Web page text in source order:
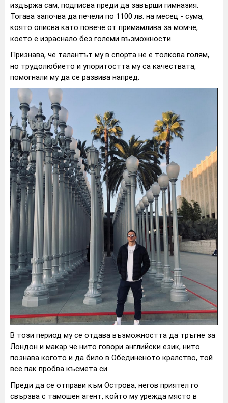
издържа сам, подписва преди да завърши гимназия.
Тогава започва да печели по 1100 лв. на месец - сума,
която описва като повече от примамлива за момче,
което е израснало без големи възможности.
Признава, че талантът му в спорта не е толкова голям,
но трудолюбието и упоритостта му са качествата,
помогнали му да се развива напред.
В този период му се отдава възможността да тръгне за
Лондон и макар че нито говори английски език, нито
познава когото и да било в Обединеното кралство, той
все пак пробва късмета си.
Преди да се отправи към Острова, негов приятел го
свързва с тамошен агент, който му урежда място в